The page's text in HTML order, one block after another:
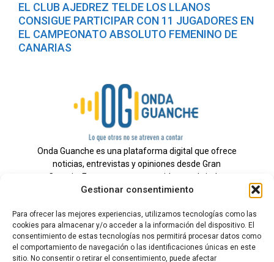
Gestionar consentimiento
Para ofrecer las mejores experiencias, utilizamos tecnologías como las
cookies para almacenar y/o acceder a la información del dispositivo. El
consentimiento de estas tecnologías nos permitirá procesar datos como
el comportamiento de navegación o las identificaciones únicas en este
sitio. No consentir o retirar el consentimiento, puede afectar
EL CLUB AJEDREZ TELDE LOS LLANOS
CONSIGUE PARTICIPAR CON 11 JUGADORES EN
EL CAMPEONATO ABSOLUTO FEMENINO DE
CANARIAS
Onda Guanche es una plataforma digital que ofrece
noticias, entrevistas y opiniones desde Gran
Canaria. Estamos comprometidos con brindar
información veraz y un periodismo independiente a
Todos los derechos reservados.